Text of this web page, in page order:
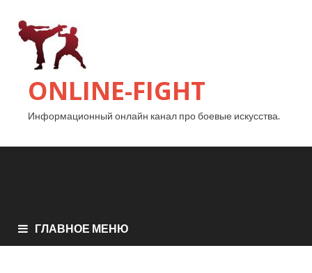
ONLINE-FIGHT
Информационный онлайн канал про боевые искусства.
ГЛАВНОЕ МЕНЮ